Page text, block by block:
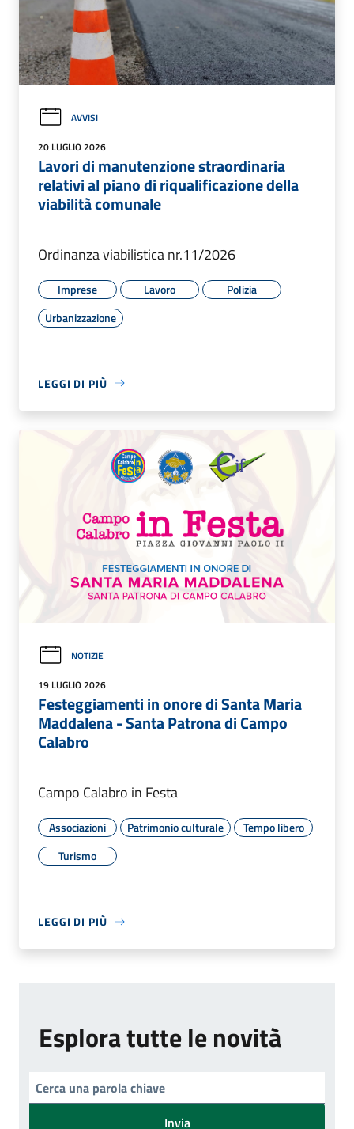
AVVISI
20 LUGLIO 2026
Lavori di manutenzione straordinaria
relativi al piano di riqualificazione della
viabilità comunale
Ordinanza viabilistica nr.11/2026
Imprese Lavoro
Polizia
Urbanizzazione
LEGGI DI PIÙ
NOTIZIE
19 LUGLIO 2026
Festeggiamenti in onore di Santa Maria
Maddalena - Santa Patrona di Campo
Calabro
Campo Calabro in Festa
Associazioni Patrimonio culturale
Tempo libero
Turismo
LEGGI DI PIÙ
Esplora tutte le novità
Invia